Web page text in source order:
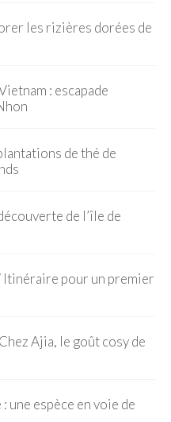
les rizières dorées de
: escapade
de thé de
de l’île de
pour un premier
Ajia, le goût cosy de
une espèce en voie de